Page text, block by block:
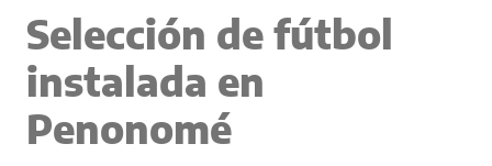
Selección de fútbol
instalada en
Penonomé